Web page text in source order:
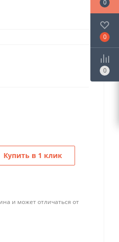
Купить в 1 клик
и может отличаться от
0
0
0